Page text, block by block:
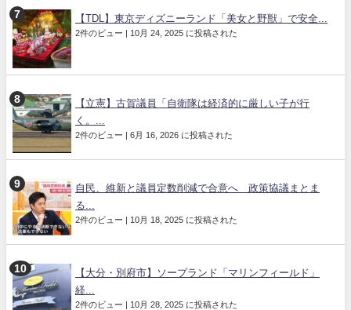
【TDL】東京ディズニーランド「美女と野獣」で安全...
2件のビュー | 10月 24, 2025 に投稿された
【立憲】古賀議員「自衛隊は経済的に厳しい子が行
く。...
2件のビュー | 6月 16, 2026 に投稿された
自民、維新と議員定数削減で合意へ 政策協議まとま
る...
2件のビュー | 10月 18, 2025 に投稿された
【大分・別府市】ソープランド「マリンフィールド」
経...
2件のビュー | 10月 28, 2025 に投稿された